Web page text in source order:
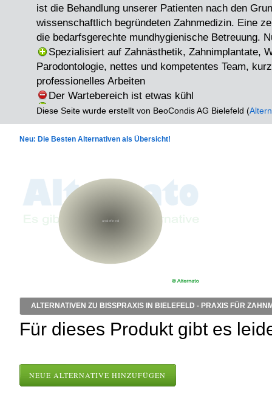
ist die Behandlung unserer Patienten nach den
wissenschaftlich begründeten Zahnmedizin. Eine
die bedarfsgerechte mundhygienische Betreuung.
Spezialisiert auf Zahnästhetik, Zahnimplantate,
Parodontologie, nettes und kompetentes Team,
professionelles Arbeiten
Der Wartebereich ist etwas kühl
Diese Seite wurde erstellt von BeoCondis AG Bielefeld (
Neu: Die Besten Alternativen als Übersicht!
ALTERNATIVEN ZU BISSPRAXIS IN BIELEFELD - PRAXIS FÜR
Für dieses Produkt gibt es
NEUE ALTERNATIVE HINZUFÜGEN